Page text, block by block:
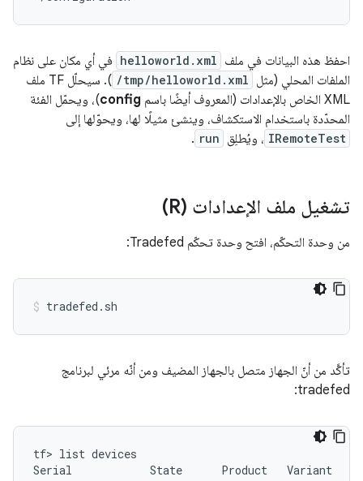
احفظ هذه البيانات في ملف helloworld.xml في أي مكان على نظام
الملفات المحلي (مثل /tmp/helloworld.xml
). سيحلّل TF ملف
XML الخاص بالإعدادات (المعروف أيضًا باسم
config)، ويحمّل الفئة
المحدّدة باستخدام الاستكشاف، وينشئ مثيلًا لها، ويحوّلها إلى
IRemoteTest ، ويُطلِق run
.
تشغيل ملف الإعدادات (R)
من وحدة التحكّم، افتح وحدة تحكّم Tradefed:
تأكَّد من أنّ الجهاز متصل بالجهاز المضيف ومن أنّه مرئي لبرنامج
tradefed:
tf> list devices
Serial            State      Product   Variant